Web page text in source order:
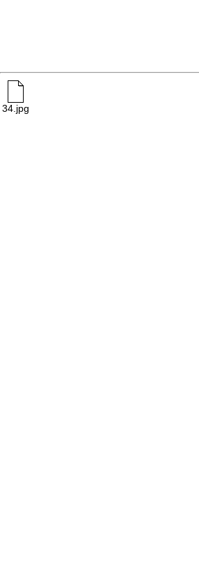
34.jpg